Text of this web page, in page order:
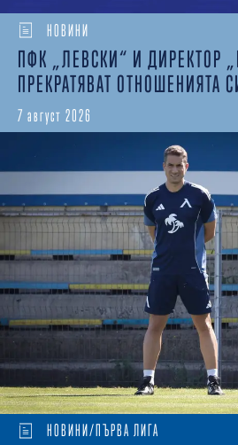
НОВИНИ
ПФК „ЛЕВСКИ“ И ДИРЕКТОР
ПРЕКРАТЯВАТ ОТНОШЕНИЯТА
7 август 2026
НОВИНИ/ПЪРВА ЛИГА